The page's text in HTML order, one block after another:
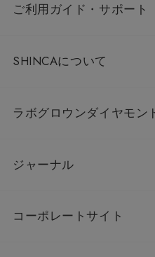
ご利用ガイド・サポート
SHINCAについて
ラボグロウンダイヤモン
ジャーナル
コーポレートサイト